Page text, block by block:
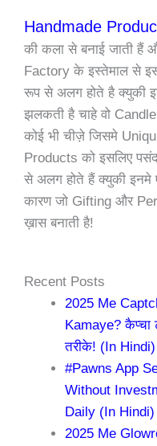
Handmade
की कला से बनाई जाती हैं
Factory के इस्तेमाल से
रूप से अलग होते है क्युकी
झलकती है चाहे वो Candle
कोई भी चीज़े जिसमे
Products को इसलिए
से अलग होते हैं क्युकी
कारण जो Gifting और
ख़ास बनाती है!
Recent Posts
2025 Me
Kamaye?
तरीके! (In Hindi)
#Pawns App
Without
Daily (In Hindi)
2025 Me